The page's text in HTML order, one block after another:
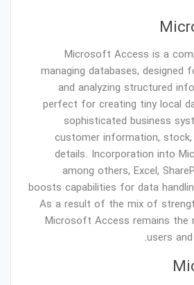
Microsoft Access is a
managing databases, designed
and analyzing structured
perfect for creating tiny local
sophisticated business
customer information,
details. Incorporation into
among others, Excel,
boosts capabilities for data
As a result of the mix of
Microsoft Access remains the
users